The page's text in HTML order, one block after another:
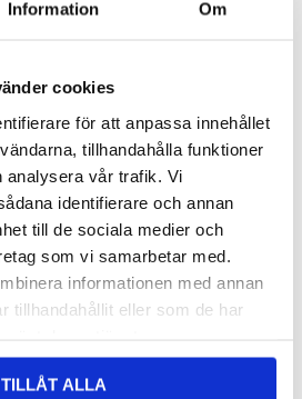
Information Om
cookies
för att anpassa innehållet
tillhandahålla funktioner
analysera vår trafik. Vi
identifierare och annan
till de sociala medier och
som vi samarbetar med.
informationen med annan
tillhandahållit eller som de har
TILLÅT ALLA